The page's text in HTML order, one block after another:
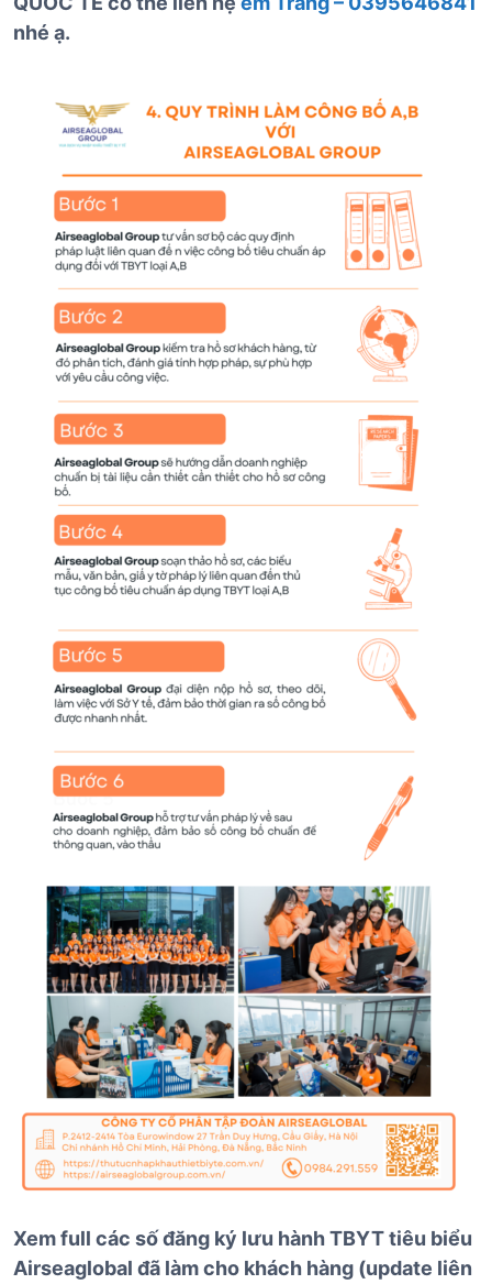
nhé ạ.
Xem full các số đăng ký lưu hành TBYT tiêu biểu
Airseaglobal đã làm cho khách hàng (update liên